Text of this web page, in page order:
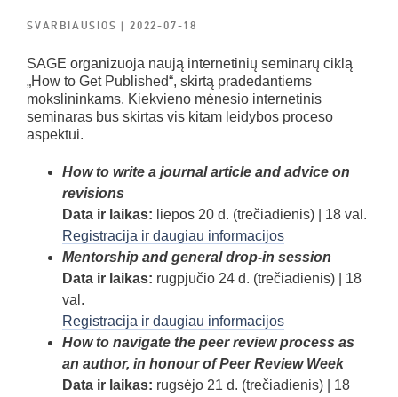
SVARBIAUSIOS| 2022-07-18
SAGE organizuoja naują internetinių seminarų ciklą
„How to Get Published“, skirtą pradedantiems
mokslininkams. Kiekvieno mėnesio internetinis
seminaras bus skirtas vis kitam leidybos proceso
aspektui.
How to write a journal article and advice on
revisions
Data ir laikas: liepos 20 d. (trečiadienis) | 18 val.
Registracija ir daugiau informacijos
Mentorship and general drop-in session
Data ir laikas: rugpjūčio 24 d. (trečiadienis)
| 18
val.
Registracija ir daugiau informacijos
How to navigate the peer review process as
an author, in honour of Peer Review Week
Data ir laikas: rugsėjo 21 d. (trečiadienis) | 18